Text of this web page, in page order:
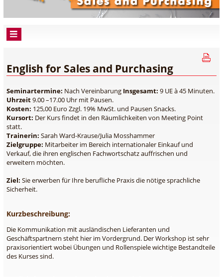
English for Sales and Purchasing
Seminartermine: Nach Vereinbarung Insgesamt: 9 UE à 45 Minuten.
Uhrzeit9.00 –17.00 Uhr mit Pausen.
Kosten: 125,00 Euro Zzgl. 19% MwSt. und Pausen Snacks.
Kursort: Der Kurs findet in den Räumlichkeiten von Meeting Point
statt.
Trainerin:Sarah Ward-Krause/Julia Mosshammer
Zielgruppe: Mitarbeiter im Bereich internationaler Einkauf und
Verkauf, die ihren englischen Fachwortschatz auffrischen und
erweitern möchten.
Ziel: Sie erwerben für Ihre berufliche Praxis die nötige sprachliche
Sicherheit.
Kurzbeschreibung:
Die Kommunikation mit ausländischen Lieferanten und
Geschäftspartnern steht hier im Vordergrund. Der Workshop ist sehr
praxisorientiert wobei Übungen und Rollenspiele wichtige Bestandteile
des Kurses sind.